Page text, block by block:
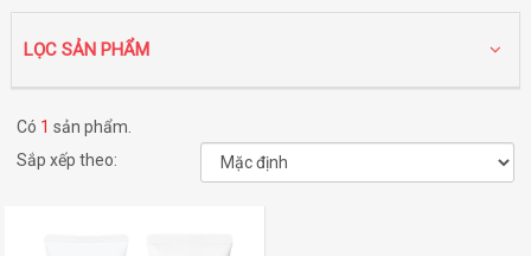
LỌC SẢN PHẨM
Có 1 sản phẩm.
Sắp xếp theo: